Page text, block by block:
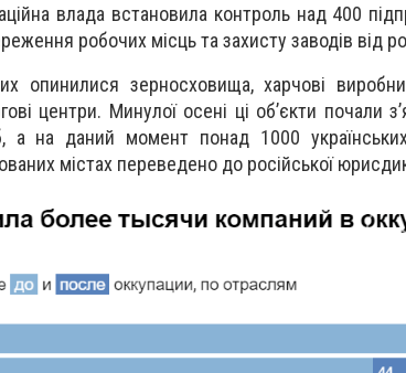
влада встановила контроль над 400
робочих місць та захисту заводів від
опинилися зерносховища, харчові
центри. Минулої осені ці обʼєкти почали
а на даний момент понад 1000
містах переведено до російської